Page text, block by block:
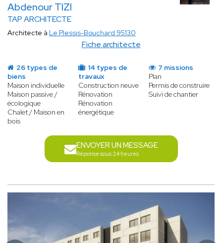
Abdenour TIZI
TAP ARCHITECTE
Fiche architecte
Architecte à Le Plessis-Bouchard 95130
26 types de
biens
Maison individuelle
Maison passive /
écologique
Chalet / Maison en
bois
14 types de
travaux
Construction neuve
Rénovation
Rénovation
énergétique
7 missions
Plan
Permis de construire
Suivi de chantier
ENVOYER UN MESSAGE
Réponse sous 24 heures